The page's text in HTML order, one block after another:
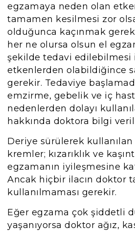
egzamaya neden olan
tamamen kesilmesi zor
olduğunca kaçınmak
her ne olursa olsun el
şekilde tedavi
etkenlerden olabildiğince
gerekir. Tedaviye
emzirme, gebelik ve iç
nedenlerden dolayı
hakkında doktora bilgi
Deriye sürülerek
kremler; kızarıklık ve
egzamanın iyileşmesine
Ancak hiçbir ilacın doktor
kullanılmaması gerekir.
Eğer egzama çok şiddetli
yaşanıyorsa doktor ağız,